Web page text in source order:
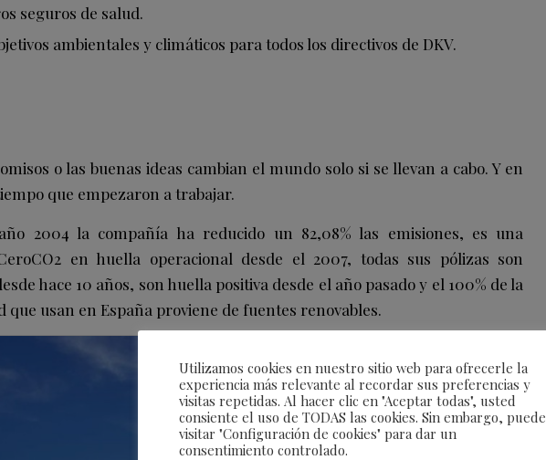
seguros de salud.
ambientales y climáticos para todos los directivos de DKV.
o las buenas ideas cambian el mundo solo si se llevan a cabo. Y en
que empezaron a trabajar.
2004 la compañía ha reducido un 82,08% las emisiones, es una
en huella operacional desde el 2007, todas sus pólizas son
hace 10 años, son huella positiva desde el año pasado y el 100% de la
que usan en España proviene de fuentes renovables.
Utilizamos cookies en nuestro sitio web para ofrecerle la
experiencia más relevante al recordar sus preferencias y
visitas repetidas. Al hacer clic en "Aceptar todas", usted
consiente el uso de TODAS las cookies. Sin embargo, puede
visitar "Configuración de cookies" para dar un
consentimiento controlado.